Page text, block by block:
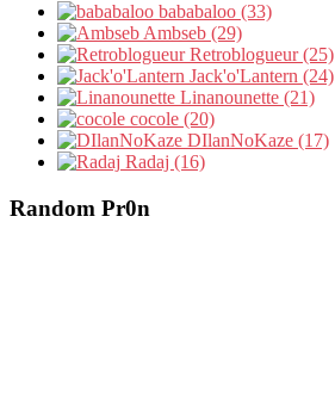
bababaloo (33)
Ambseb (29)
Retroblogueur (25)
Jack'o'Lantern (24)
Linanounette (21)
cocole (20)
DIlanNoKaze (17)
Radaj (16)
Random Pr0n